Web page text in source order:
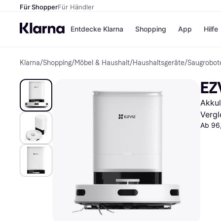
Für ShopperFür Händler
Entdecke Klarna
Zahlungsmethoden
Bezahle in 3
Bezahle in bis zu 30
Shopping
Shops
eBay
Temu
SHEIN
App Hilfe
Klarna/Shopping/Möbel & Haushalt/Haushaltsgeräte/
Ab